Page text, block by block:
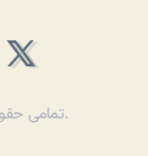
تمامی حقوق برای عصیان محفوظ است.